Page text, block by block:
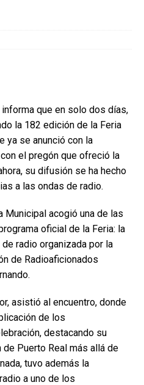
que en solo dos días,
la 182 edición de la Feria
ya se anunció con la
el pregón que ofreció la
su difusión se ha hecho
a las ondas de radio.
Municipal acogió una de las
oficial de la Feria: la
radio organizada por la
de Radioaficionados
asistió al encuentro, donde
de los
destacando su
Puerto Real más allá de
tuvo además la
a uno de los